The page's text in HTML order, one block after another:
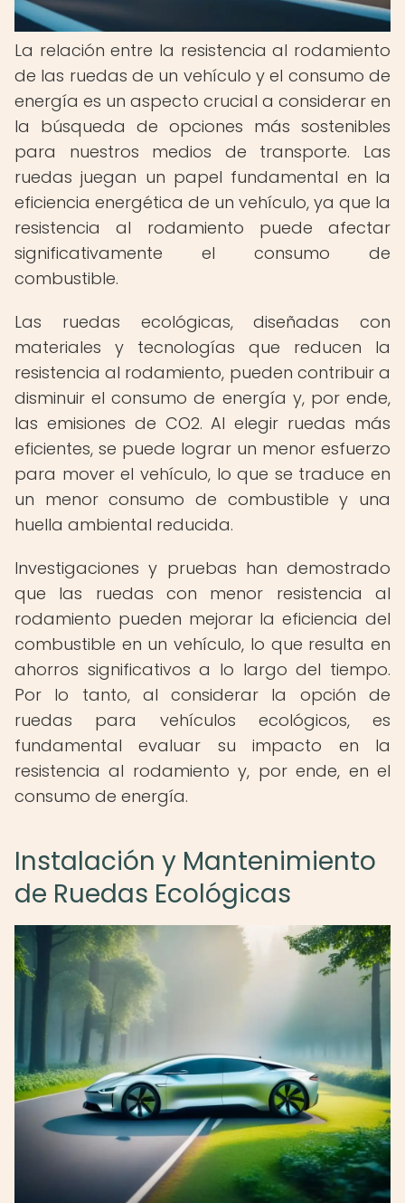
La relación entre la resistencia al rodamiento
de las ruedas de un vehículo y el consumo de
energía es un aspecto crucial a considerar en
la búsqueda de opciones más sostenibles
para nuestros medios de transporte. Las
ruedas juegan un papel fundamental en la
eficiencia energética de un vehículo, ya que la
resistencia al rodamiento puede afectar
significativamente el consumo de
combustible.
Las ruedas ecológicas, diseñadas con
materiales y tecnologías que reducen la
resistencia al rodamiento, pueden contribuir a
disminuir el consumo de energía y, por ende,
las emisiones de CO2. Al elegir ruedas más
eficientes, se puede lograr un menor esfuerzo
para mover el vehículo, lo que se traduce en
un menor consumo de combustible y una
huella ambiental reducida.
Investigaciones y pruebas han demostrado
que las ruedas con menor resistencia al
rodamiento pueden mejorar la eficiencia del
combustible en un vehículo, lo que resulta en
ahorros significativos a lo largo del tiempo.
Por lo tanto, al considerar la opción de
ruedas para vehículos ecológicos, es
fundamental evaluar su impacto en la
resistencia al rodamiento y, por ende, en el
consumo de energía.
Instalación y Mantenimiento
de Ruedas Ecológicas